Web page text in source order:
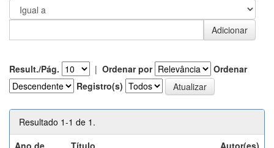
Result./Pág. | Ordenar por
Ordenar
Registro(s)
Resultado 1-1 de 1.
Ano de
Título Autor(es)